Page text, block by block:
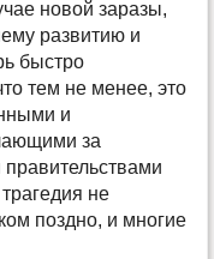
новой заразы,
развитию и
быстро
тем не менее, это
и
за
не
поздно, и многие